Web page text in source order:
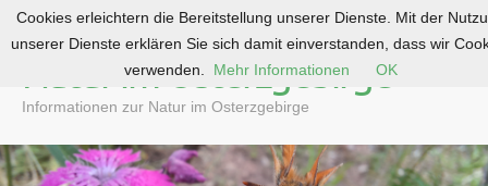
o
c
Natur im Osterzgebirge
Informationen zur Natur im Osterzgebirge
Cookies erleichtern die Bereitstellung unserer Dienste. Mit der
unserer Dienste erklären Sie sich damit einverstanden, dass wir
verwenden.
Mehr Informationen OK